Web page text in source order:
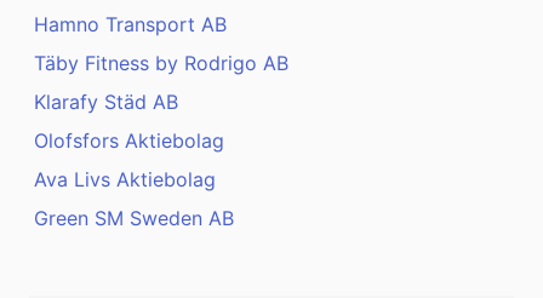
Hamno Transport AB
Täby Fitness by Rodrigo AB
Klarafy Städ AB
Olofsfors Aktiebolag
Ava Livs Aktiebolag
Green SM Sweden AB